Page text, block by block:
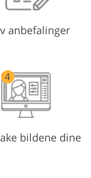
anbefalinger
bildene dine